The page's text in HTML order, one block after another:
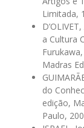
Limitada,
a Cultura
Madras
do
edição,
Paulo,